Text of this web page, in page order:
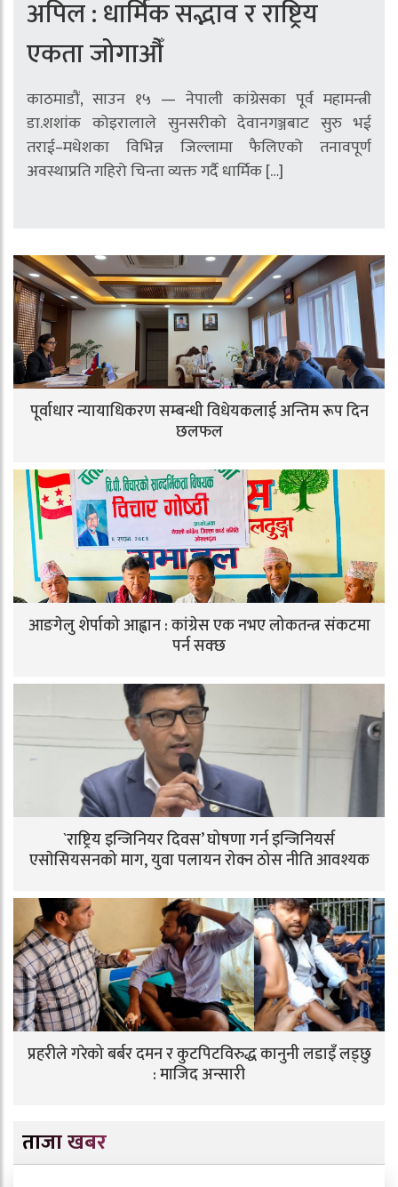
अपिल : धार्मिक सद्भाव र राष्ट्रिय
एकता जोगाऔँ
काठमाडौं, साउन १५ — नेपाली कांग्रेसका पूर्व महामन्त्री
डा.शशांक कोइरालाले सुनसरीको देवानगञ्जबाट सुरु भई
तराई–मधेशका विभिन्न जिल्लामा फैलिएको तनावपूर्ण
अवस्थाप्रति गहिरो चिन्ता व्यक्त गर्दै धार्मिक […]
पूर्वाधार न्यायाधिकरण सम्बन्धी विधेयकलाई अन्तिम रूप दिन
छलफल
आङगेलु शेर्पाको आह्वान : कांग्रेस एक नभए लोकतन्त्र संकटमा
पर्न सक्छ
`राष्ट्रिय इन्जिनियर दिवस’ घोषणा गर्न इन्जिनियर्स
एसाेसियसनको माग, युवा पलायन रोक्न ठोस नीति आवश्यक
प्रहरीले गरेको बर्बर दमन र कुटपिटविरुद्ध कानुनी लडाइँ लड्छु
: माजिद अन्सारी
ताजा खबर